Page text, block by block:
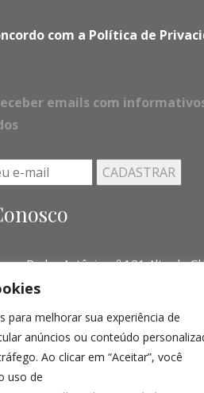
para melhorar sua experiência de
anúncios ou conteúdo
Ao clicar em “Aceitar”, você
uso de
com a Política de
emails com
Padre Antônio, nº 121 Alto da
(041) 3016-6063 - (51) 3103-0345
8:30 AM - 18:00 PM